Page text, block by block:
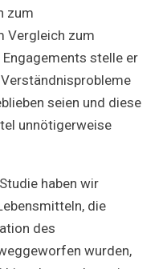
zum
Vergleich zum
stelle er
seien und diese
unnötigerweise
haben wir
die
des
wurden,